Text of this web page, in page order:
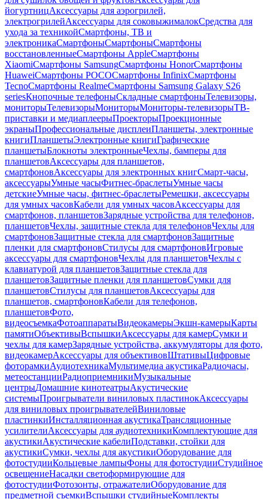
йогуртницАксессуары для аэрогрилей,
электрогрилейАксессуары для соковыжималокСредства для
ухода за техникойСмартфоны, ТВ и
электроникаСмартфоныСмартфоныСмартфоны
восстановленныеСмартфоны AppleСмартфоны
XiaomiСмартфоны SamsungСмартфоны HonorСмартфоны
HuaweiСмартфоны POCOСмартфоны InfinixСмартфоны
TecnoСмартфоны RealmeСмартфоны Samsung Galaxy S26
seriesКнопочные телефоныСкладные смартфоныТелевизоры,
мониторыТелевизорыМониторыМониторы-телевизорыТВ-
приставки и медиаплеерыПроекторыПроекционные
экраныПрофессиональные дисплеиПланшеты, электронные
книгиПланшетыЭлектронные книгиГрафические
планшетыБлокноты электронныеЧехлы, бамперы для
планшетовАксессуары для планшетов,
смартфоновАксессуары для электронных книгСмарт-часы,
аксессуарыУмные часыФитнес-браслетыУмные часы
детскиеУмные часы, фитнес-браслетыРемешки, аксессуары
для умных часовКабели для умных часовАксессуары для
смартфонов, планшетовЗарядные устройства для телефонов,
планшетовЧехлы, защитные стекла для телефоновЧехлы для
смартфоновЗащитные стекла для смартфоновЗащитные
пленки для смартфоновСтилусы для смартфоновИгровые
аксессуары для смартфоновЧехлы для планшетовЧехлы с
клавиатурой для планшетовЗащитные стекла для
планшетовЗащитные пленки для планшетовСумки для
планшетовСтилусы для планшетовАксессуары для
планшетов, смартфоновКабели для телефонов,
планшетовФото,
видеосъемкаФотоаппаратыВидеокамерыЭкшн-камерыКарты
памятиОбъективыВспышкиАксессуары для камерСумки и
чехлы для камерЗарядные устройства, аккумуляторы для фото,
видеокамерАксессуары для объективовШтативыЦифровые
фоторамкиАудиотехникаМультимедиа акустикаРадиочасы,
метеостанцииРадиоприемникиМузыкальные
центрыДомашние кинотеатрыАкустические
системыПроигрыватели виниловых пластинокАксессуары
для виниловых проигрывателейВиниловые
пластинкиИнсталляционная акустикаТрансляционные
усилителиАксессуары для аудиотехникиКомплектующие для
акустикиАкустические кабелиПодставки, стойки для
акустикиСумки, чехлы для акустикиОборудование для
фотостудииКольцевые лампыФоны для фотостудииСтудийное
освещениеНасадки светоформирующие для
фотостудииФотозонты, отражателиОборудование для
предметной съемкиВспышки студийныеКомплекты